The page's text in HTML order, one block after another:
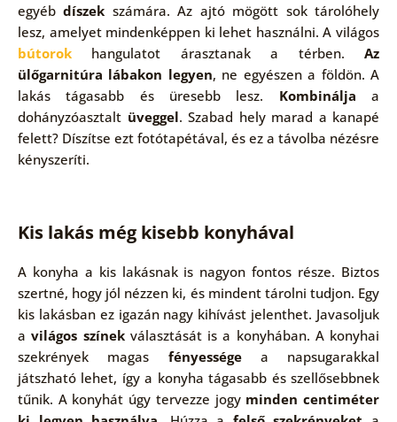
egyébdíszek számára. Az ajtó mögött sok tárolóhely
lesz, amelyet mindenképpen ki lehet használni. A világos
bútorokhangulatot árasztanak a térben.Az
ülőgarnitúra lábakon legyen, ne egyészen a földön. A
lakás tágasabb és üresebb lesz. Kombinálja a
dohányzóasztalt üveggel. Szabad hely marad a kanapé
felett? Díszítse ezt fotótapétával, és ez a távolba nézésre
kényszeríti.
Kis lakás még kisebb konyhával
A konyha a kis lakásnak is nagyon fontos része. Biztos
szertné, hogy jól nézzen ki, és mindent tárolni tudjon. Egy
kis lakásban ez igazán nagy kihívást jelenthet. Javasoljuk
avilágos színekválasztását is a konyhában. A konyhai
szekrények magas fényességea napsugarakkal
játszható lehet, így a konyha tágasabb és szellősebbnek
tűnik. A konyhát úgy tervezze jogy minden centiméter